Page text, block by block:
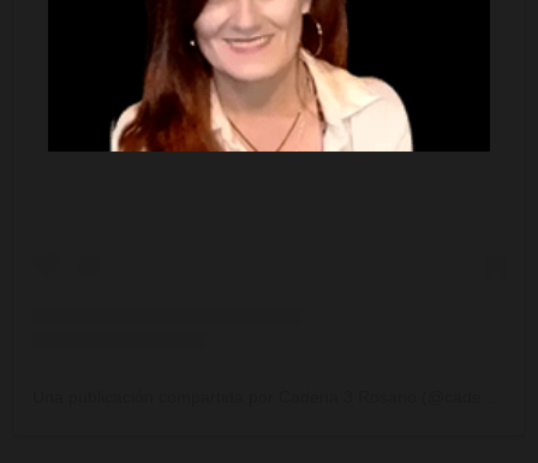
Ver esta publicación en Instagram